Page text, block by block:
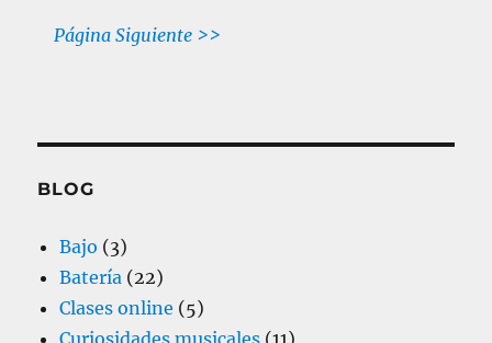
Página Siguiente >>
BLOG
Bajo (3)
Batería (22)
Clases online (5)